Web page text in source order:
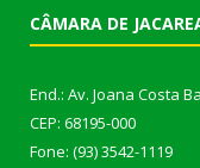
CÂMARA DE
End.: Av. Joana Costa
CEP: 68195-000
Fone: (93) 3542-1119